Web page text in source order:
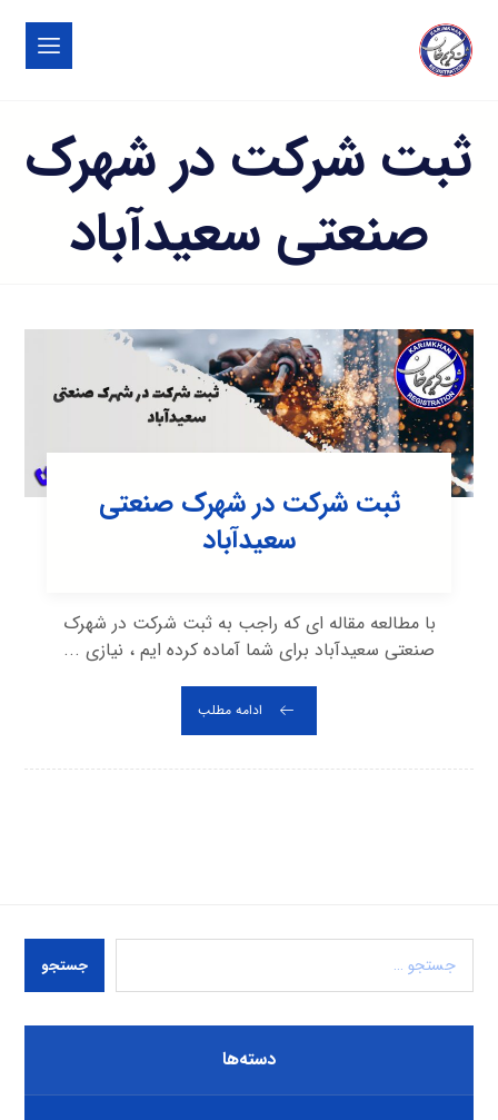
ثبت شرکت در شهرک
صنعتی سعيدآباد
ثبت شرکت در شهرک صنعتی
سعيدآباد
با مطالعه مقاله ای که راجب به ثبت شرکت در شهرک
صنعتی سعيدآباد برای شما آماده کرده ایم ، نیازی ...
ادامه مطلب
جستجو
دسته‌ها